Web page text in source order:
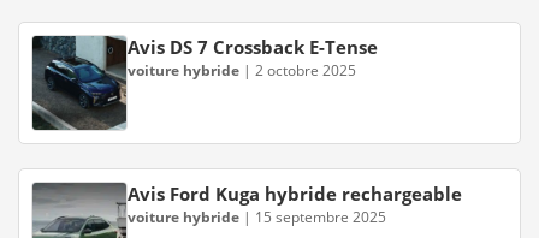
Avis DS 7 Crossback E-Tense
voiture hybride | 2 octobre 2025
Avis Ford Kuga hybride rechargeable
voiture hybride | 15 septembre 2025